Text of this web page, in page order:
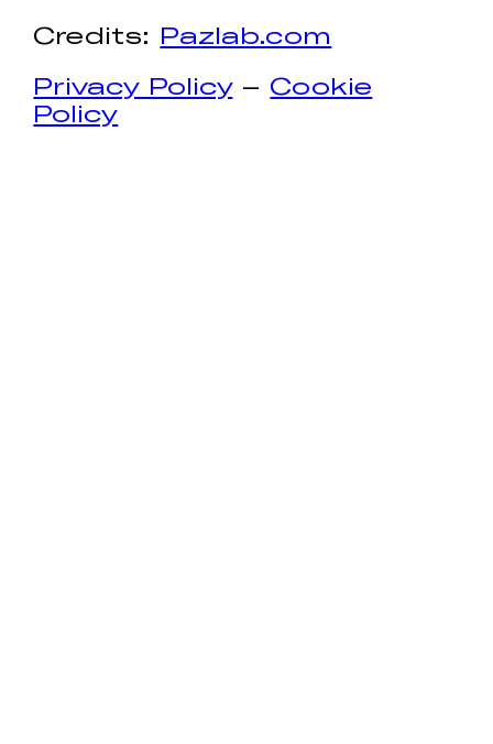
Credits: Pazlab.com
Privacy Policy– Cookie
Policy